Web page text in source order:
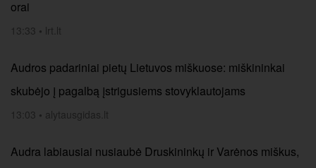
orai
13:33 • lrt.lt
Audros padariniai pietų Lietuvos miškuose: miškininkai
skubėjo į pagalbą įstrigusiems stovyklautojams
13:03 • alytausgidas.lt
Audra labiausiai nusiaubė Druskininkų ir Varėnos miškus,